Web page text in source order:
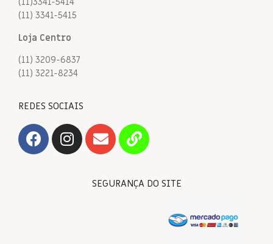
(11) 3341-5415
Loja Centro
(11) 3209-6837
(11) 3221-8234
REDES SOCIAIS
SEGURANÇA DO SITE